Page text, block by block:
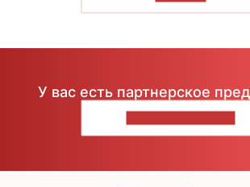
У вас есть партнерское